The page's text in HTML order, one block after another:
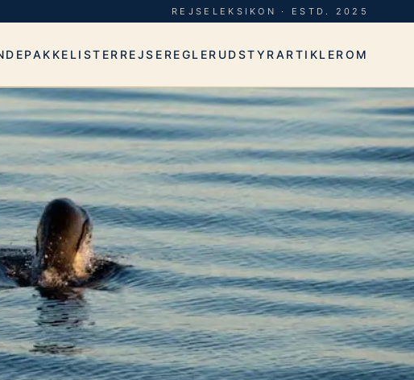
REJSELEKSIKON · ESTD. 2025
PAKKELISTER REJSEREGLER UDSTYRARTIKLEROM